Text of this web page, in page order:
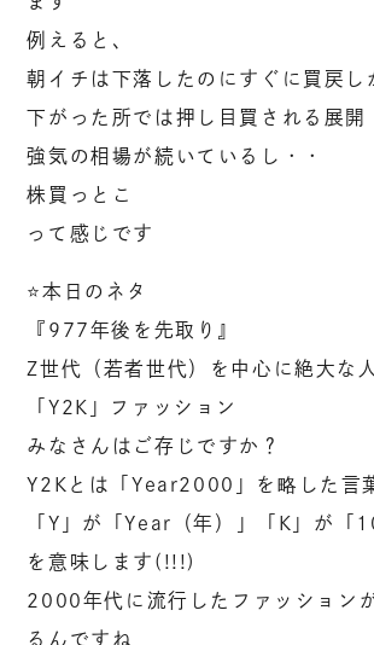
例えると、
朝イチは下落したのにすぐに買戻し
下がった所では押し目買される展開
強気の相場が続いているし・・
株買っとこ
って感じです
⭐️本日のネタ
『977年後を先取り』
Z世代（若者世代）を中心に絶大な
「Y2K」ファッション
みなさんはご存じですか？
Y2Kとは「Year2000」を略した言
「Y」が「Year（年）」「K」が「
を意味します(!!!)
2000年代に流行したファッション
るんですね